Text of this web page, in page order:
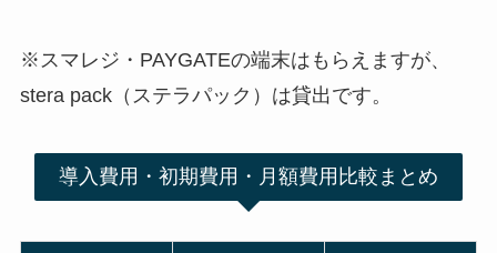
※スマレジ・PAYGATEの端末はもらえますが、
stera pack（ステラパック）は貸出です。
導入費用・初期費用・月額費用比較まとめ